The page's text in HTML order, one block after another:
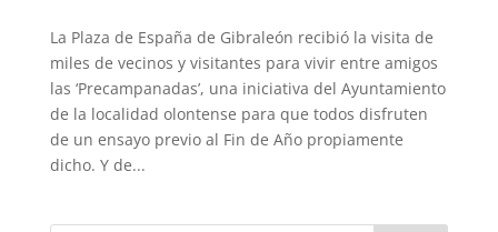
La Plaza de España de Gibraleón recibió la visita de
miles de vecinos y visitantes para vivir entre amigos
las ‘Precampanadas’, una iniciativa del Ayuntamiento
de la localidad olontense para que todos disfruten
de un ensayo previo al Fin de Año propiamente
dicho. Y de...